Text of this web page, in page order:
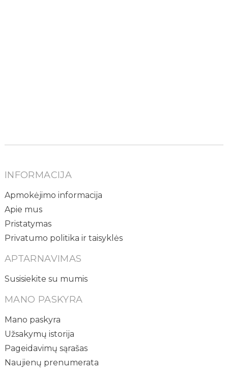
INFORMACIJA
Apmokėjimo informacija
Apie mus
Pristatymas
Privatumo politika ir taisyklės
APTARNAVIMAS
Susisiekite su mumis
MANO PASKYRA
Mano paskyra
Užsakymų istorija
Pageidavimų sąrašas
Naujienų prenumerata